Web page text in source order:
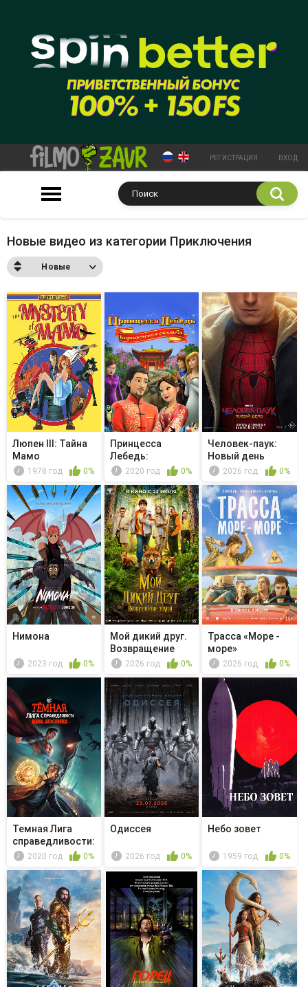
РЕГИСТРАЦИЯ ВХОД
Новые видео из категории Приключения
Новые
Люпен III: Тайна
Мамо
1978 год 0%
Принцесса
Лебедь:
Королевская
2020 год 0%
Человек-паук:
Новый день
2026 год 0%
Нимона
2023 год 0%
Мой дикий друг.
Возвращение
домой2026 год 0%
Трасса «Море -
море»
2026 год 0%
Темная Лига
справедливости:
Война апо...
2020 год 0%
Одиссея
2026 год 0%
Небо зовет
1959 год 0%